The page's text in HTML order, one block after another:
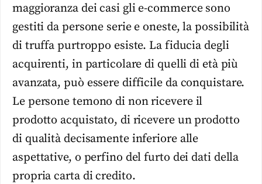
maggioranza dei casi gli e-commerce sono
gestiti da persone serie e oneste, la possibilità
di truffa purtroppo esiste. La fiducia degli
acquirenti, in particolare di quelli di età più
avanzata, può essere difficile da conquistare.
Le persone temono di non ricevere il
prodotto acquistato, di ricevere un prodotto
di qualità decisamente inferiore alle
aspettative, o perfino del furto dei dati della
propria carta di credito.